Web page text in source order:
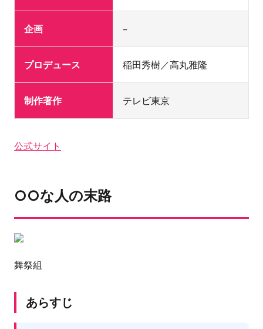
企画 –
プロデュース 稲田秀樹／高丸雅隆
制作著作 テレビ東京
公式サイト
○○な人の末路
舞祭組
あらすじ